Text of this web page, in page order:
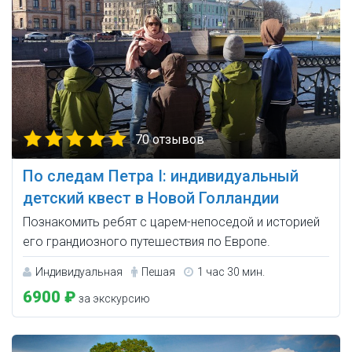
70 отзывов
По следам Петра I: индивидуальный
детский квест в Новой Голландии
Познакомить ребят с царем-непоседой и историей
его грандиозного путешествия по Европе.
Индивидуальная Пешая 1 час 30 мин.
6900 ₽ за экскурсию